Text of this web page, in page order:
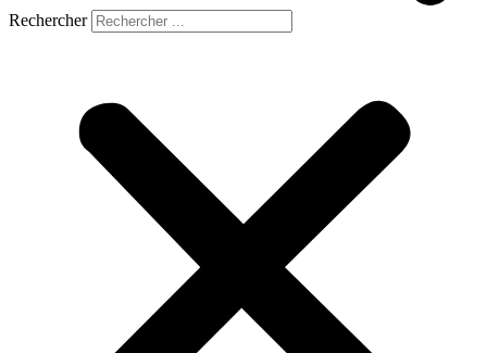
Rechercher